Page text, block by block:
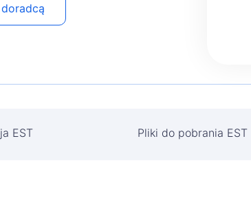
EST Pliki do pobrania EST